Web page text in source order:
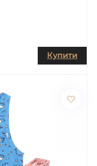
Купити